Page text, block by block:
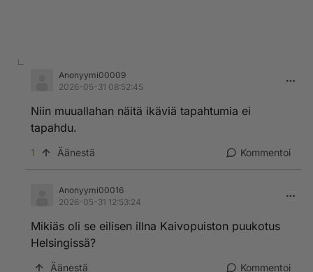
Anonyymi00009
2026-05-31 08:52:45
Niin muuallahan näitä ikäviä tapahtumia ei
tapahdu.
1 Äänestä Kommentoi
Anonyymi00016
2026-05-31 12:53:24
Mikiäs oli se eilisen illna Kaivopuiston puukotus
Helsingissä?
Äänestä Kommentoi